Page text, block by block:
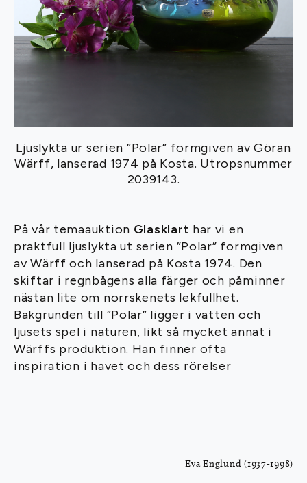
Ljuslykta ur serien ”Polar” formgiven av Göran
Wärff, lanserad 1974 på Kosta. Utropsnummer
2039143.
På vår temaauktion Glasklart har vi en
praktfull ljuslykta ut serien ”Polar” formgiven
av Wärff och lanserad på Kosta 1974. Den
skiftar i regnbågens alla färger och påminner
nästan lite om norrskenets lekfullhet.
Bakgrunden till ”Polar” ligger i vatten och
ljusets spel i naturen, likt så mycket annat i
Wärffs produktion. Han finner ofta
inspiration i havet och dess rörelser
Eva Englund (1937-1998)